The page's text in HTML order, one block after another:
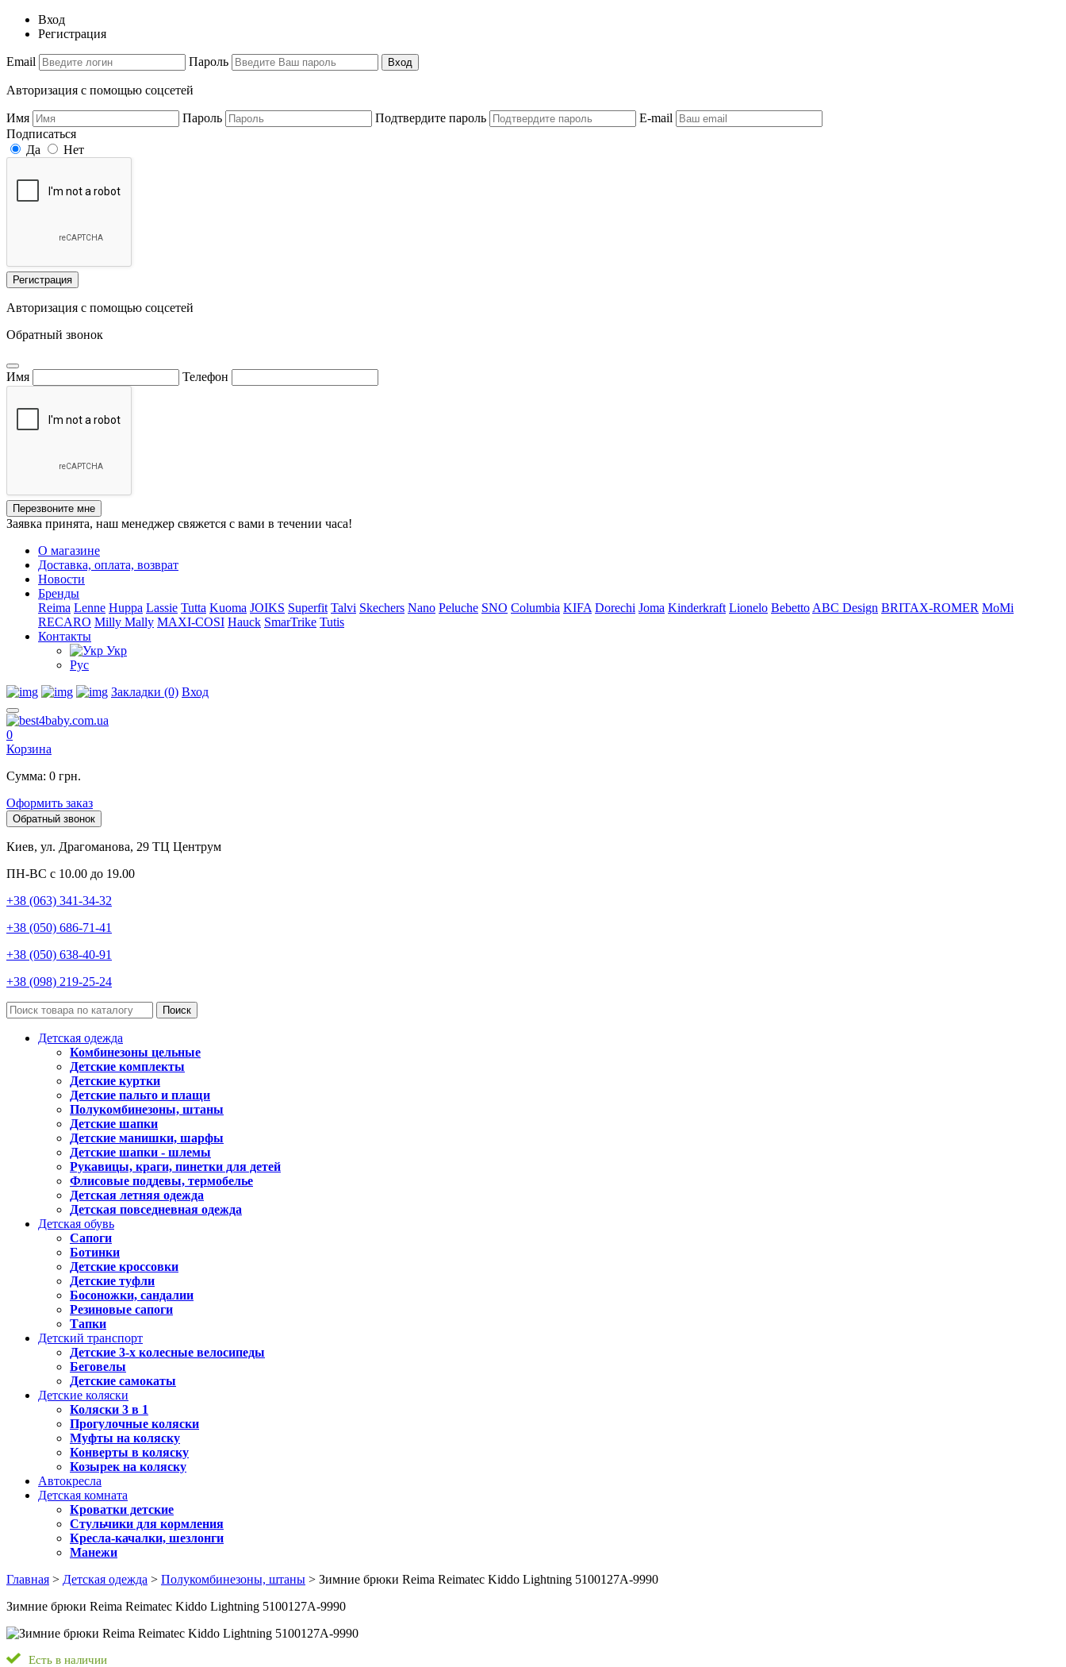
Вход
Регистрация
Email Пароль Вход
Авторизация с помощью соцсетей
Имя Пароль Подтвердите пароль
E-mail
Подписаться
Да
Нет
Регистрация
Авторизация с помощью соцсетей
Обратный звонок
Имя Телефон
Перезвоните мне
Заявка принята, наш менеджер свяжется с вами в течении часа!
О магазине
Доставка, оплата, возврат
Новости
Бренды
Reima Lenne Huppa Lassie Tutta Kuoma JOIKS Superfit Talvi Skechers Nano Peluche SNO Columbia KIFA Dorechi Joma Kinderkraft Lionelo Bebetto ABC Design BRITAX-ROMER MoMi
RECARO Milly Mally MAXI-COSI Hauck SmarTrike Tutis
Контакты
Укр
Рус
Закладки (0) Вход
0
Корзина
Сумма: 0 грн.
Оформить заказ
Обратный звонок
Киев, ул. Драгоманова, 29 ТЦ Центрум
ПН-ВС с 10.00 до 19.00
+38 (063) 341-34-32
+38 (050) 686-71-41
+38 (050) 638-40-91
+38 (098) 219-25-24
Поиск
Детская одежда
Комбинезоны цельные
Детские комплекты
Детские куртки
Детские пальто и плащи
Полукомбинезоны, штаны
Детские шапки
Детские манишки, шарфы
Детские шапки - шлемы
Рукавицы, краги, пинетки для детей
Флисовые поддевы, термобелье
Детская летняя одежда
Детская повседневная одежда
Детская обувь
Сапоги
Ботинки
Детские кроссовки
Детские туфли
Босоножки, сандалии
Резиновые сапоги
Тапки
Детский транспорт
Детские 3-х колесные велосипеды
Беговелы
Детские самокаты
Детские коляски
Коляски 3 в 1
Прогулочные коляски
Муфты на коляску
Конверты в коляску
Козырек на коляску
Автокресла
Детская комната
Кроватки детские
Стульчики для кормления
Кресла-качалки, шезлонги
Манежи
Главная > Детская одежда > Полукомбинезоны, штаны > Зимние брюки Reima Reimatec Kiddo Lightning 5100127A-9990
Зимние брюки Reima Reimatec Kiddo Lightning 5100127A-9990
Есть в наличии